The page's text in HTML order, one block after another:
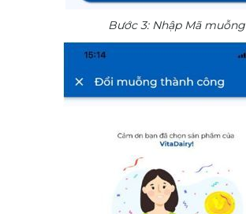
Bước 3: Nhập Mã muỗng